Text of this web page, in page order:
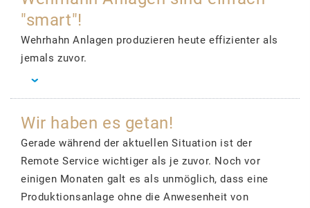
"smart"!
Wehrhahn Anlagen produzieren heute effizienter als
jemals zuvor.
Wir haben es getan!
Gerade während der aktuellen Situation ist der
Remote Service wichtiger als je zuvor. Noch vor
einigen Monaten galt es als unmöglich, dass eine
Produktionsanlage ohne die Anwesenheit von